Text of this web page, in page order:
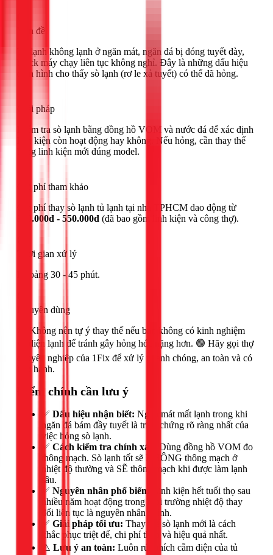
Vấn đề
Tủ lạnh không lạnh ở ngăn mát, ngăn đá bị đóng tuyết dày,
block máy chạy liên tục không nghỉ. Đây là những dấu hiệu
điển hình cho thấy sò lạnh (rơ le xả tuyết) có thể đã hỏng.
Giải pháp
Kiểm tra sò lạnh bằng đồng hồ VOM và nước đá để xác định
linh kiện còn hoạt động hay không. Nếu hỏng, cần thay thế
bằng linh kiện mới đúng model.
Chi phí tham khảo
Chi phí thay sò lạnh tủ lạnh tại nhà TPHCM dao động từ
350.000đ - 550.000đ (đã bao gồm linh kiện và công thợ).
Thời gian xử lý
Khoảng 30 - 45 phút.
Khuyên dùng
🔴 Không nên tự ý thay thế nếu bạn không có kinh nghiệm
về điện lạnh để tránh gây hỏng hóc nặng hơn. 🟢 Hãy gọi thợ
chuyên nghiệp của 1Fix để xử lý nhanh chóng, an toàn và có
bảo hành.
Điểm chính cần lưu ý
✅ Dấu hiệu nhận biết: Ngăn mát mất lạnh trong khi
ngăn đá bám đầy tuyết là triệu chứng rõ ràng nhất của
việc hỏng sò lạnh.
✅ Cách kiểm tra chính xác:
Dùng đồng hồ VOM đo
thông mạch. Sò lạnh tốt sẽ KHÔNG thông mạch ở
nhiệt độ thường và SẼ thông mạch khi được làm lạnh
sâu.
✅ Nguyên nhân phổ biến:
Linh kiện hết tuổi thọ sau
nhiều năm hoạt động trong môi trường nhiệt độ thay
đổi liên tục là nguyên nhân chính.
✅ Giải pháp tối ưu: Thay thế sò lạnh mới là cách
khắc phục triệt để, chi phí thấp và hiệu quả nhất.
⚠️ Lưu ý an toàn: Luôn rút phích cắm điện của tủ